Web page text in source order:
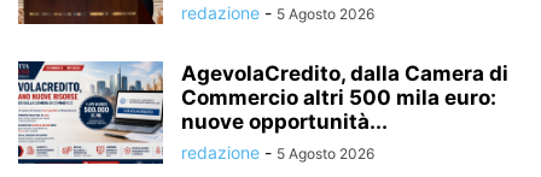
redazione - 5 Agosto 2026
AgevolaCredito, dalla Camera di
Commercio altri 500 mila euro:
nuove opportunità...
redazione - 5 Agosto 2026